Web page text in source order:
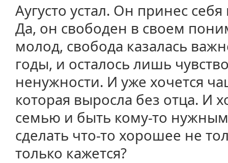
Аугусто устал. Он принес
Да, он свободен в своем
молод, свобода казалась
годы, и осталось лишь
ненужности. И уже хочется
которая выросла без отца. И
семью и быть кому-то
сделать что-то хорошее не
только кажется?